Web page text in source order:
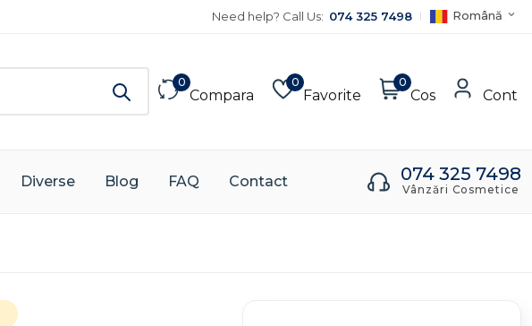
Need help? Call Us: 074 325 7498 Română
0
Compara
0
Favorite
0
Cos Cont
Diverse Blog FAQ Contact 074 325 7498
Vânzări Cosmetice